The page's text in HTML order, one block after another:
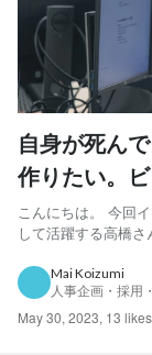
自身が死ん
作りたい。
体化でプロ
ードの挑戦
こんにちは。 今回
して活躍する高橋
と、自身の想いにつ
GitHub：https://
Mai Koizumi
人事企画・採用
May 30, 2023, 13 likes